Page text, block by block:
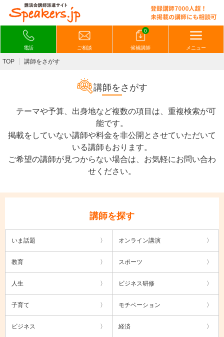
電話 ご相談
0
候補講師 メニュー
TOP 講師をさがす
講師をさがす
テーマや予算、出身地など複数の項目は、重複検索が可
能です。
掲載をしていない講師や料金を非公開とさせていただいて
いる講師もおります。
ご希望の講師が見つからない場合は、お気軽にお問い合わ
せください。
講師を探す
いま話題 オンライン講演
教育 スポーツ
人生 ビジネス研修
子育て モチベーション
ビジネス 経済